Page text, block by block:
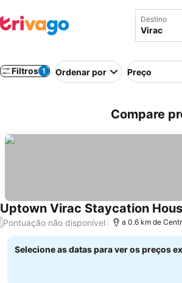
Destino
Filtros 1 Ordenar por Preço
Compare
Uptown Virac Staycation
/Pontuação não disponível a 0.6 km de
Selecione as datas para ver os preços